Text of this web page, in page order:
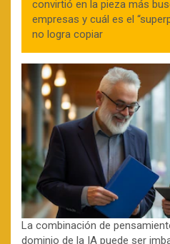
convirtió en la pieza más
empresas y cuál es el
no logra copiar
La combinación de
dominio de la IA puede ser